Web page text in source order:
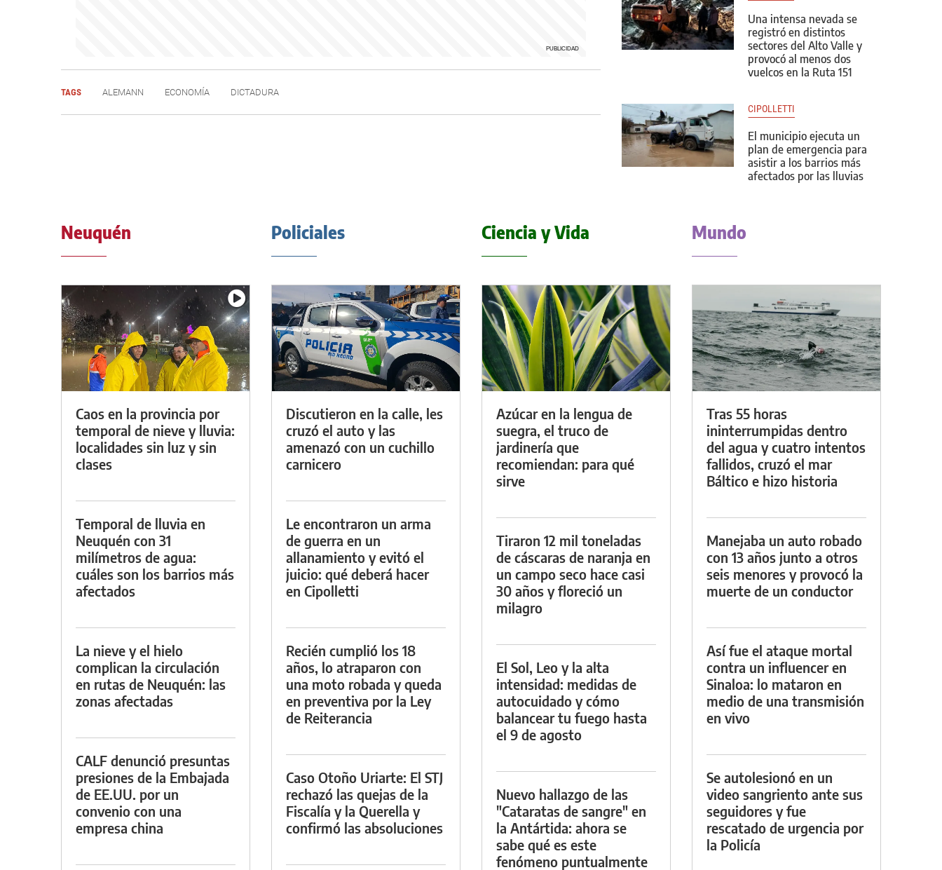
TAGS ALEMANN ECONOMÍA DICTADURA
Una intensa nevada se
registró en distintos
sectores del Alto Valle y
provocó al menos dos
vuelcos en la Ruta 151
CIPOLLETTI
El municipio ejecuta un
plan de emergencia para
asistir a los barrios más
afectados por las lluvias
Neuquén
Caos en la provincia por
temporal de nieve y lluvia:
localidades sin luz y sin
clases
Temporal de lluvia en
Neuquén con 31
milímetros de agua:
cuáles son los barrios más
afectados
La nieve y el hielo
complican la circulación
en rutas de Neuquén: las
zonas afectadas
CALF denunció presuntas
presiones de la Embajada
de EE.UU. por un
convenio con una
empresa china
Policiales
Discutieron en la calle, les
cruzó el auto y las
amenazó con un cuchillo
carnicero
Le encontraron un arma
de guerra en un
allanamiento y evitó el
juicio: qué deberá hacer
en Cipolletti
Recién cumplió los 18
años, lo atraparon con
una moto robada y queda
en preventiva por la Ley
de Reiterancia
Caso Otoño Uriarte: El STJ
rechazó las quejas de la
Fiscalía y la Querella y
confirmó las absoluciones
Ciencia y Vida
Azúcar en la lengua de
suegra, el truco de
jardinería que
recomiendan: para qué
sirve
Tiraron 12 mil toneladas
de cáscaras de naranja en
un campo seco hace casi
30 años y floreció un
milagro
El Sol, Leo y la alta
intensidad: medidas de
autocuidado y cómo
balancear tu fuego hasta
el 9 de agosto
Nuevo hallazgo de las
"Cataratas de sangre" en
la Antártida: ahora se
sabe qué es este
fenómeno puntualmente
Mundo
Tras 55 horas
ininterrumpidas dentro
del agua y cuatro intentos
fallidos, cruzó el mar
Báltico e hizo historia
Manejaba un auto robado
con 13 años junto a otros
seis menores y provocó la
muerte de un conductor
Así fue el ataque mortal
contra un influencer en
Sinaloa: lo mataron en
medio de una transmisión
en vivo
Se autolesionó en un
video sangriento ante sus
seguidores y fue
rescatado de urgencia por
la Policía